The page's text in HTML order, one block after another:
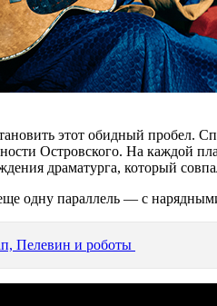
этот обидный пробел.
Островского. На каждой
драматурга, который
одну параллель — с
Пелевин и роботы